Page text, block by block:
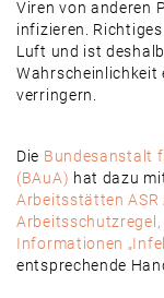
Viren von anderen
infizieren.
Luft und ist
Wahrscheinlichkeit
verringern.
Die Bundesanstalt
(BAuA) hat dazu
Arbeitsstätten ASR
Informationen
entsprechende